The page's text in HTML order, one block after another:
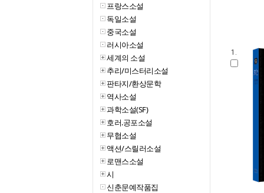
프랑스소설
독일소설
중국소설
러시아소설
세계의 소설
추리/미스터리소설
판타지/환상문학
역사소설
과학소설(SF)
호러.공포소설
무협소설
액션/스릴러소설
로맨스소설
시
신춘문예작품집
1.